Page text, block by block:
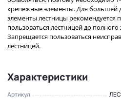
крепежные элементы. Для большей
элементы лестницы рекомендуется
пользоваться лестницей до
Запрещается пользоваться
лестницей.
Характеристики
Артикул